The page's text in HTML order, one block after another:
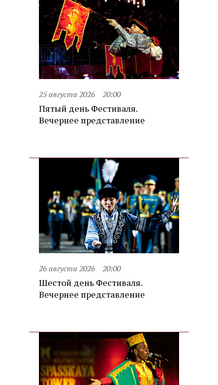
25 августа 2026 20:00
Пятый день Фестиваля.
Вечернее представление
26 августа 2026 20:00
Шестой день Фестиваля.
Вечернее представление